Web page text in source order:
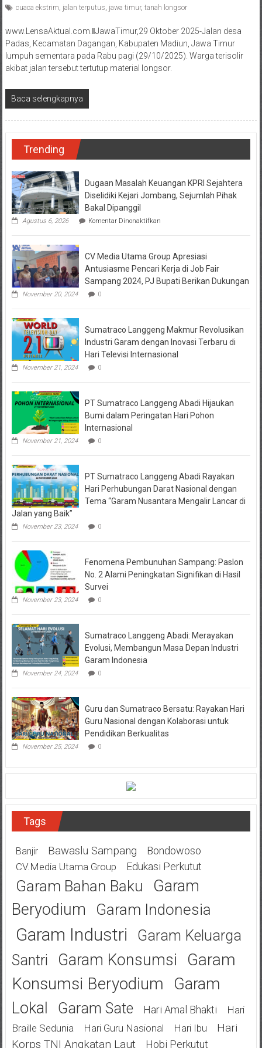
cuaca ekstrim jalan terputus jawa timur, tanah longsor
www.LensaAktual.com.ǁJawaTimur,29 Oktober 2025-Jalan desa
Padas, Kecamatan Dagangan, Kabupaten Madiun, Jawa Timur
lumpuh sementara pada Rabu pagi (29/10/2025). Warga terisolir
akibat jalan tersebut tertutup material longsor.
Baca selengkapnya
Trending
Dugaan Masalah Keuangan KPRI Sejahtera
Diselidiki Kejari Jombang, Sejumlah Pihak
Bakal Dipanggil
Agustus 6, 2026 Komentar Dinonaktifkanpada
Masalah
KPRI
Sejahtera
Diselidiki
Kejari
Pihak
Dipanggil
CV Media Utama Group Apresiasi
Antusiasme Pencari Kerja di Job Fair
Sampang 2024, PJ Bupati Berikan Dukungan
November 20, 2024 0
Sumatraco Langgeng Makmur Revolusikan
Industri Garam dengan Inovasi Terbaru di
Hari Televisi Internasional
November 21, 2024 0
PT Sumatraco Langgeng Abadi Hijaukan
Bumi dalam Peringatan Hari Pohon
Internasional
November 21, 2024 0
PT Sumatraco Langgeng Abadi Rayakan
Hari Perhubungan Darat Nasional dengan
Tema “Garam Nusantara Mengalir Lancar di
Jalan yang Baik”
November 23, 2024 0
Fenomena Pembunuhan Sampang: Paslon
No. 2 Alami Peningkatan Signifikan di Hasil
Survei
November 23, 2024 0
Sumatraco Langgeng Abadi: Merayakan
Evolusi, Membangun Masa Depan Industri
Garam Indonesia
November 24, 2024 0
Guru dan Sumatraco Bersatu: Rayakan Hari
Guru Nasional dengan Kolaborasi untuk
Pendidikan Berkualitas
November 25, 2024 0
Tags
Banjir Bawaslu Sampang Bondowoso
CV.Media Utama Group Edukasi Perkutut
Garam Bahan Baku
Garam
Beryodium
Garam Indonesia
Garam Industri
Garam Keluarga
Santri
Garam Konsumsi
Garam
Konsumsi Beryodium
Garam
Lokal
Garam Sate Hari Amal Bhakti
Hari
Braille Sedunia
Hari Guru Nasional Hari Ibu
Hari
Korps TNI Angkatan Laut
Hobi Perkutut